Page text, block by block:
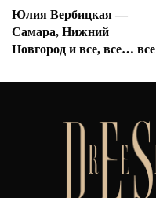
Юлия Вербицкая —
Самара, Нижний
Новгород и все, все… все